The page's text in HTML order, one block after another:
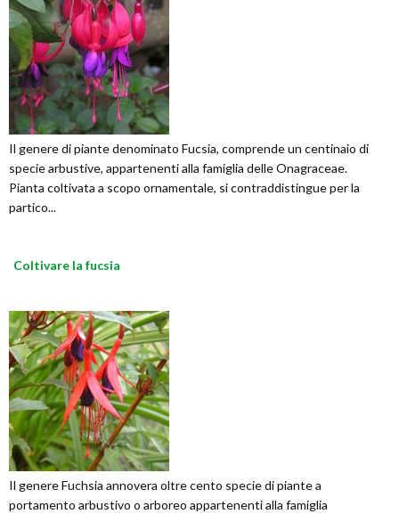
Il genere di piante denominato Fucsia, comprende un centinaio di
specie arbustive, appartenenti alla famiglia delle Onagraceae.
Pianta coltivata a scopo ornamentale, si contraddistingue per la
partico...
Coltivare la fucsia
Il genere Fuchsia annovera oltre cento specie di piante a
portamento arbustivo o arboreo appartenenti alla famiglia